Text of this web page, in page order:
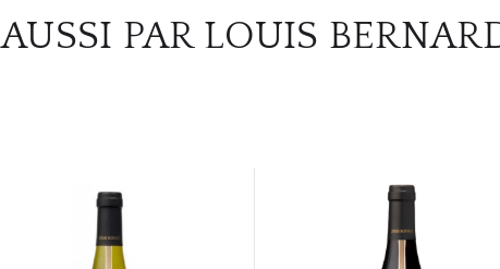
AUSSI PAR LOUIS